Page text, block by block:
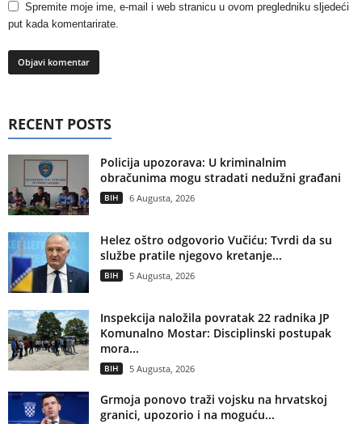
Spremite moje ime, e-mail i web stranicu u ovom pregledniku sljedeći
put kada komentarirate.
RECENT POSTS
Policija upozorava: U kriminalnim
obračunima mogu stradati nedužni građani
BIH 6 Augusta, 2026
Helez oštro odgovorio Vučiću: Tvrdi da su
službe pratile njegovo kretanje...
BIH 5 Augusta, 2026
Inspekcija naložila povratak 22 radnika JP
Komunalno Mostar: Disciplinski postupak
mora...
BIH 5 Augusta, 2026
Grmoja ponovo traži vojsku na hrvatskoj
granici, upozorio i na moguću...